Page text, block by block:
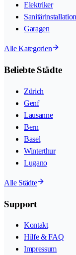
Elektriker
Sanitärinstallation
Garagen
Alle Kategorien
Beliebte Städte
Zürich
Genf
Lausanne
Bern
Basel
Winterthur
Lugano
Alle Städte
Support
Kontakt
Hilfe & FAQ
Impressum